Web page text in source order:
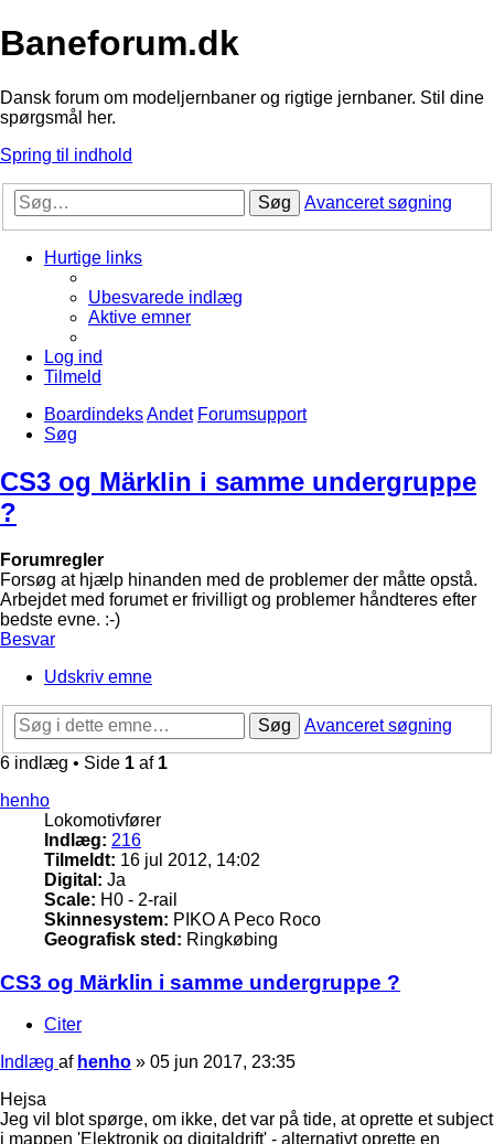
Baneforum.dk
Dansk forum om modeljernbaner og rigtige jernbaner. Stil dine
spørgsmål her.
Spring til indhold
Søg Avanceret søgning
Hurtige links
Ubesvarede indlæg
Aktive emner
Log ind
Tilmeld
BoardindeksAndet Forumsupport
Søg
CS3 og Märklin i samme undergruppe
?
Forumregler
Forsøg at hjælp hinanden med de problemer der måtte opstå.
Arbejdet med forumet er frivilligt og problemer håndteres efter
bedste evne. :-)
Besvar
Udskriv emne
Søg
Avanceret søgning
6 indlæg • Side 1 af 1
henho
Lokomotivfører
Indlæg: 216
Tilmeldt: 16 jul 2012, 14:02
Digital: Ja
Scale: H0 - 2-rail
Skinnesystem: PIKO A Peco Roco
Geografisk sted: Ringkøbing
CS3 og Märklin i samme undergruppe ?
Citer
Indlæg af henho » 05 jun 2017, 23:35
Hejsa
Jeg vil blot spørge, om ikke, det var på tide, at oprette et subject
i mappen 'Elektronik og digitaldrift' - alternativt oprette en